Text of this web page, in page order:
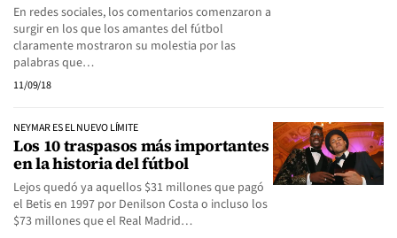
En redes sociales, los comentarios comenzaron a
surgir en los que los amantes del fútbol
claramente mostraron su molestia por las
palabras que…
11/09/18
NEYMAR ES EL NUEVO LÍMITE
Los 10 traspasos más importantes
en la historia del fútbol
Lejos quedó ya aquellos $31 millones que pagó
el Betis en 1997 por Denilson Costa o incluso los
$73 millones que el Real Madrid…